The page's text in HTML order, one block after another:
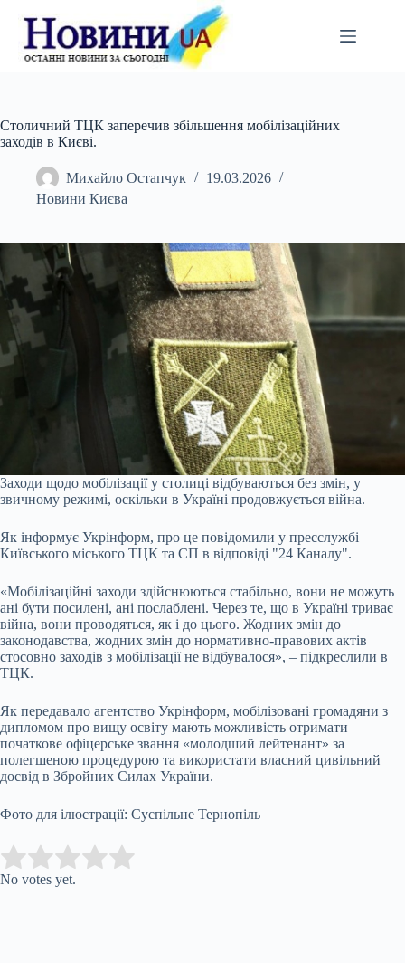
вмісту
Столичний ТЦК заперечив збільшення мобілізаційних
заходів в Києві.
Михайло Остапчук
19.03.2026
Новини Києва
Заходи щодо мобілізації у столиці відбуваються без змін, у
звичному режимі, оскільки в Україні продовжується війна.
Як інформує Укрінформ, про це повідомили у пресслужбі
Київського міського ТЦК та СП в відповіді "24 Каналу".
«Мобілізаційні заходи здійснюються стабільно, вони не можуть
ані бути посилені, ані послаблені. Через те, що в Україні триває
війна, вони проводяться, як і до цього. Жодних змін до
законодавства, жодних змін до нормативно-правових актів
стосовно заходів з мобілізації не відбувалося», – підкреслили в
ТЦК.
Як передавало агентство Укрінформ, мобілізовані громадяни з
дипломом про вищу освіту мають можливість отримати
початкове офіцерське звання «молодший лейтенант» за
полегшеною процедурою та використати власний цивільний
досвід в Збройних Силах України.
Фото для ілюстрації: Суспільне Тернопіль
Rate this item:
No votes yet.